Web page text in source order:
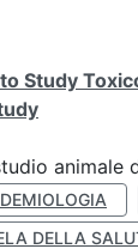
Study
DELLA